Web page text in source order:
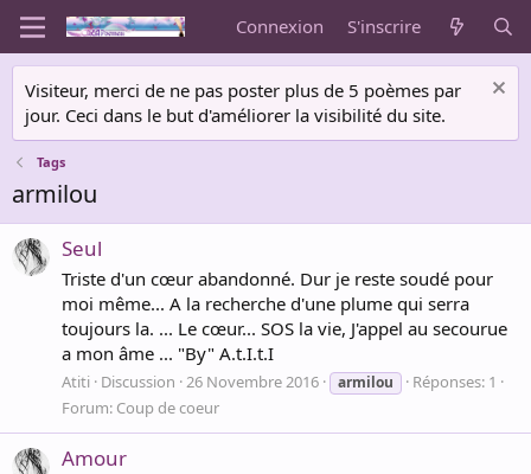
Connexion S'inscrire
Visiteur, merci de ne pas poster plus de 5 poèmes par
jour. Ceci dans le but d'améliorer la visibilité du site.
Tags
armilou
Seul
Triste d'un cœur abandonné. Dur je reste soudé pour
moi même... A la recherche d'une plume qui serra
toujours la. ... Le cœur... SOS la vie, J'appel au secourue
a mon âme ... "By" A.t.I.t.I
Atiti Discussion 26 Novembre 2016 armilou
Réponses: 1
Forum: Coup de coeur
Amour